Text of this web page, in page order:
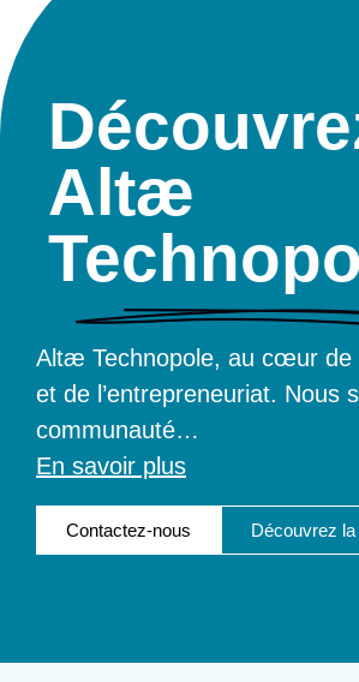
Altæ
Altæ Technopole, au cœur de
et de l’entrepreneuriat. Nous
communauté…
En savoir plus
Contactez-nous Découvrez